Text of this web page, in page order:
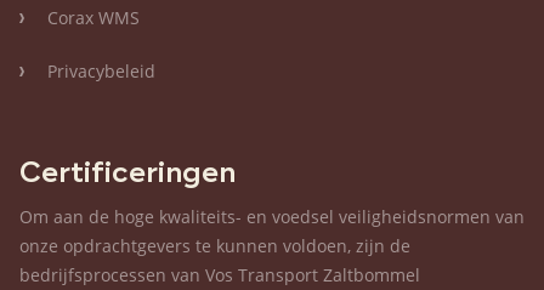
Corax WMS
Privacybeleid
Certificeringen
Om aan de hoge kwaliteits- en voedsel veiligheidsnormen van
onze opdrachtgevers te kunnen voldoen, zijn de
bedrijfsprocessen van Vos Transport Zaltbommel